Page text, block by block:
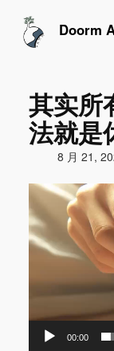
Doorm
其实所
法就是
8 月 21,
视
频
播
放
00:00